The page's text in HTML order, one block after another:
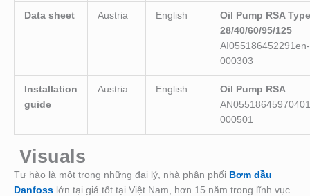
Data sheet Austria English
Oil Pump RSA Type
28/40/60/95/125
AI055186452291en-
000303
Installation
guide
Austria English
Oil Pump RSA
000501
Visuals
Tự hào là một trong những đại lý, nhà phân phối Bơm dầu
Danfoss lớn tại giá tốt tại Việt Nam, hơn 15 năm trong lĩnh vục